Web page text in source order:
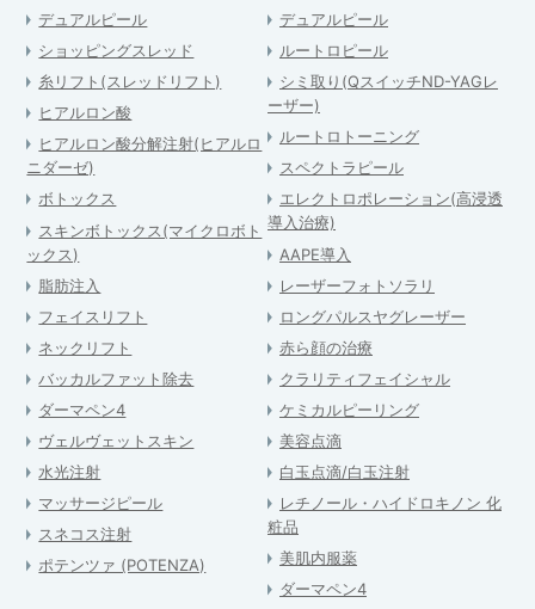
デュアルピール
ショッピングスレッド
糸リフト(スレッドリフト)
ヒアルロン酸
ヒアルロン酸分解注射(ヒアルロ
ニダーゼ)
ボトックス
スキンボトックス(マイクロボト
ックス)
脂肪注入
フェイスリフト
ネックリフト
バッカルファット除去
ダーマペン4
ヴェルヴェットスキン
水光注射
マッサージピール
スネコス注射
ポテンツァ (POTENZA)
デュアルピール
ルートロピール
シミ取り(QスイッチND-YAGレ
ーザー)
ルートロトーニング
スペクトラピール
エレクトロポレーション(高浸透
導入治療)
AAPE導入
レーザーフォトソラリ
ロングパルスヤグレーザー
赤ら顔の治療
クラリティフェイシャル
ケミカルピーリング
美容点滴
白玉点滴/白玉注射
レチノール・ハイドロキノン 化
粧品
美肌内服薬
ダーマペン4